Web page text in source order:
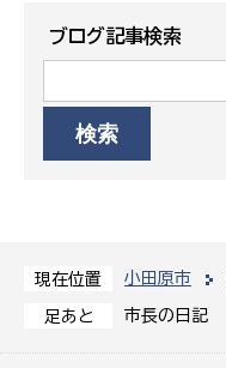
現在位置 小田原市
足あと 市長の日記
ブログ記事検索